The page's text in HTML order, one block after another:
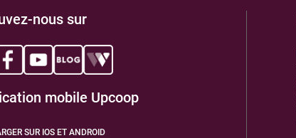
nous sur
mobile Upcoop
SUR IOS ET ANDROID